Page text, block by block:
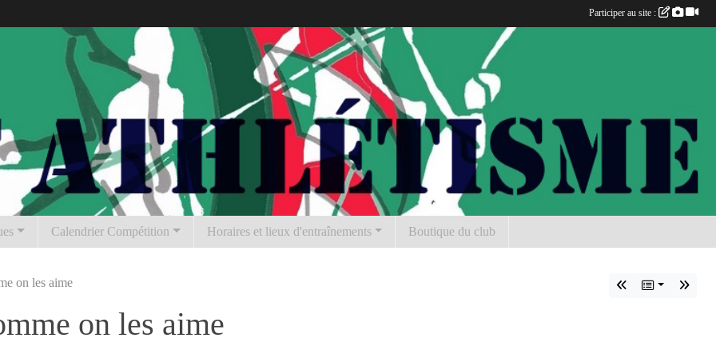
Calendrier Compétition Horaires et lieux d'entraînements Boutique du club
on les aime
on les aime
Participer au site :